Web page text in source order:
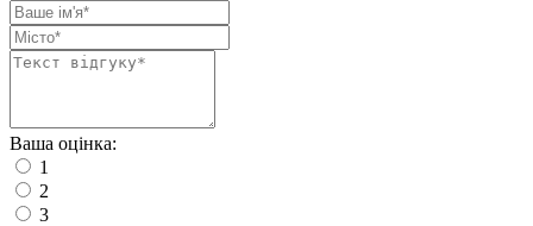
Ваша оцінка:
1
2
3